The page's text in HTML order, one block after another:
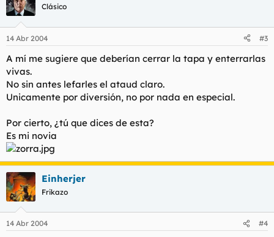
Clásico
14 Abr 2004 #3
A mí me sugiere que deberían cerrar la tapa y enterrarlas
vivas.
No sin antes lefarles el ataud claro.
Unicamente por diversión, no por nada en especial.
Por cierto, ¿tú que dices de esta?
Es mi novia
Einherjer
Frikazo
14 Abr 2004 #4